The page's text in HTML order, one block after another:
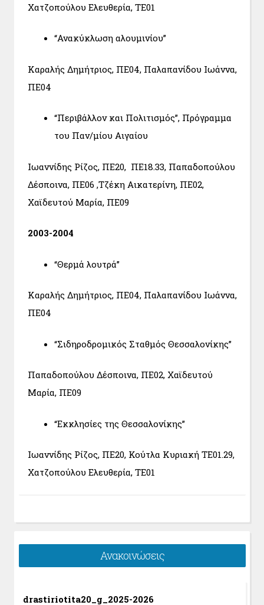
Χατζοπούλου Ελευθερία, ΤΕ01
“Ανακύκλωση αλουμινίου”
Καραλής Δημήτριος, ΠΕ04, Παλαπανίδου Ιωάννα,
ΠΕ04
“Περιβάλλον και Πολιτισμός”, Πρόγραμμα
του Παν/μίου Αιγαίου
Ιωαννίδης Ρίζος, ΠΕ20, ΠΕ18.33, Παπαδοπούλου
Δέσποινα, ΠΕ06 ,Τζέκη Αικατερίνη, ΠΕ02,
Χαϊδευτού Μαρία, ΠΕ09
2003-2004
“Θερμά λουτρά”
Καραλής Δημήτριος, ΠΕ04, Παλαπανίδου Ιωάννα,
ΠΕ04
“Σιδηροδρομικός Σταθμός Θεσσαλονίκης”
Παπαδοπούλου Δέσποινα, ΠΕ02, Χαϊδευτού
Μαρία, ΠΕ09
“Εκκλησίες της Θεσσαλονίκης”
Ιωαννίδης Ρίζος, ΠΕ20, Κούτλα Κυριακή ΤΕ01.29,
Χατζοπούλου Ελευθερία, ΤΕ01
Ανακοινώσεις
drastiriotita20_g_2025-2026